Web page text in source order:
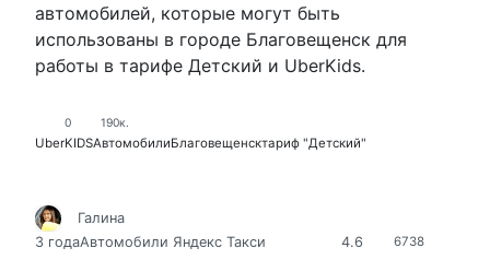
автомобилей, которые могут быть
использованы в городе Благовещенск для
работы в тарифе Детский и UberKids.
0 190к.
UberKIDSАвтомобилиБлаговещенсктариф "Детский"
6738
4.6
Галина
3 годаАвтомобили Яндекс Такси